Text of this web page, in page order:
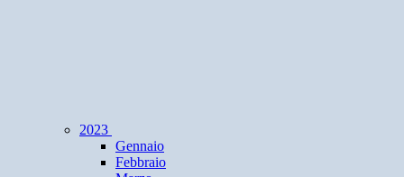
2023
Gennaio
Febbraio